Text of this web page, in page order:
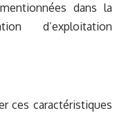
dans la
d’exploitation
ces caractéristiques